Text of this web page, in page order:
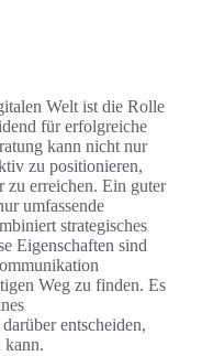
Welt ist die Rolle
für erfolgreiche
kann nicht nur
zu positionieren,
zu erreichen. Ein guter
umfassende
strategisches
Eigenschaften sind
Weg zu finden. Es
entscheiden,
kann.